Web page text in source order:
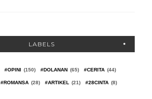
LABELS
#OPINI (150) #DOLANAN (65) #CERITA (44)
#ROMANSA (28) #ARTIKEL (21) #28CINTA (8)